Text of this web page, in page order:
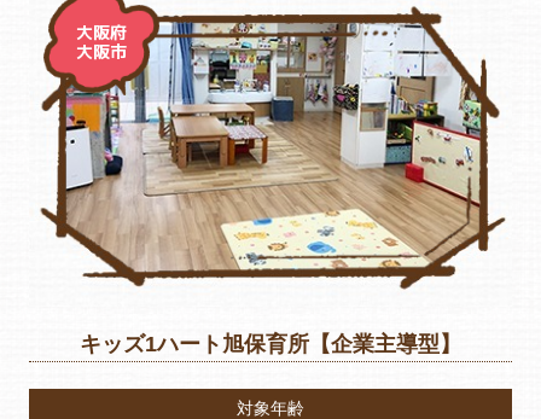
大阪府
大阪市
キッズ1ハート旭保育所【企業主導型】
対象年齢